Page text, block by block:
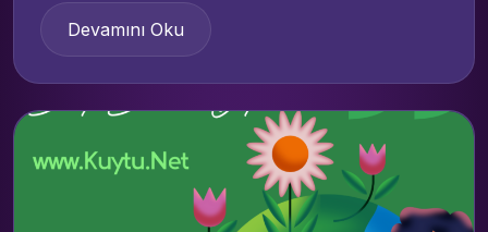
Devamını Oku